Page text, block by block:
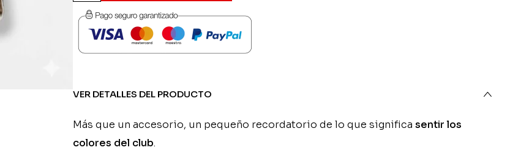
Lugo
Equipación
cantidad
VER DETALLES DEL PRODUCTO
Más que un accesorio, un pequeño recordatorio de lo que significa sentir los
colores del club.